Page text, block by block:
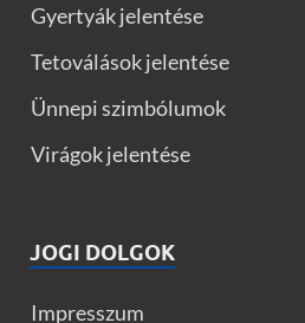
Gyertyák jelentése
Tetoválások jelentése
Ünnepi szimbólumok
Virágok jelentése
JOGI DOLGOK
Impresszum